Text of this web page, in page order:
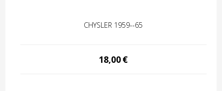
CHYSLER 1959--65
18,00€